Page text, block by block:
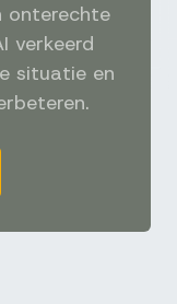
onterechte
verkeerd
situatie en